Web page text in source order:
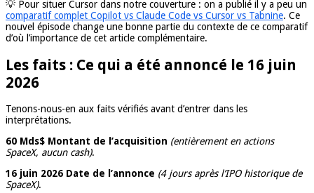
💡 Pour situer Cursor dans notre couverture : on a publié il y a peu un
comparatif complet Copilot vs Claude Code vs Cursor vs Tabnine. Ce
nouvel épisode change une bonne partie du contexte de ce comparatif
d’où l’importance de cet article complémentaire.
Les faits : Ce qui a été annoncé le 16 juin
2026
Tenons-nous-en aux faits vérifiés avant d’entrer dans les
interprétations.
60 Mds$ Montant de l’acquisition (entièrement en actions
SpaceX, aucun cash).
16 juin 2026 Date de l’annonce (4 jours après l’IPO historique de
SpaceX).